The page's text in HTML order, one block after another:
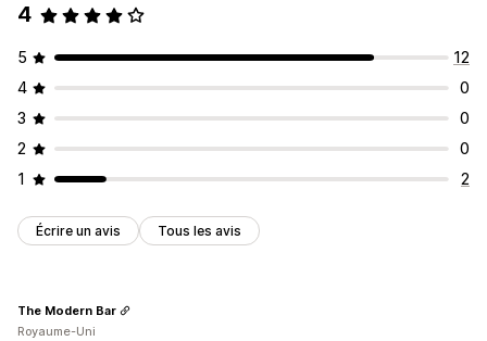
4
5
12
4
0
3
0
2
0
1
2
Écrire un avis Tous les avis
The Modern Bar
Royaume-Uni